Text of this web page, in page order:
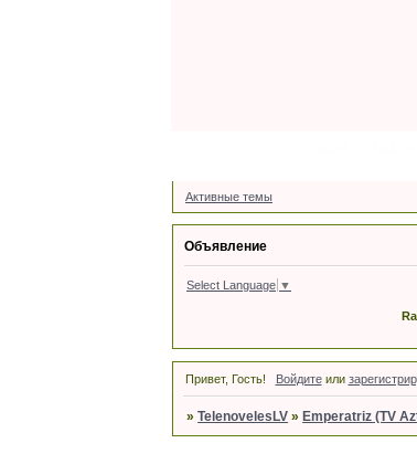
Активные темы
Объявление
Select Language ▼
Привет, Гость! Войдитеили
»TelenovelesLV » Emperatriz (TV